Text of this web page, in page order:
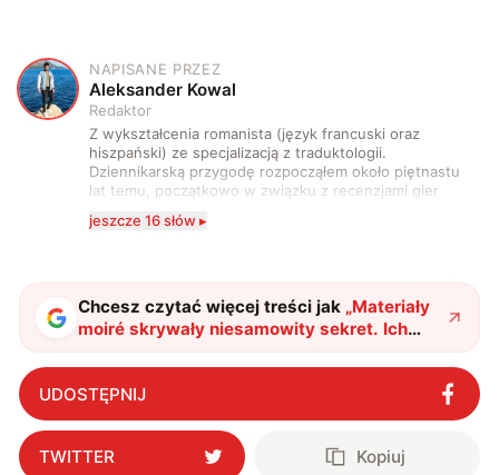
A
NAPISANE PRZEZ
Aleksander Kowal
Redaktor
Z wykształcenia romanista (język francuski oraz
hiszpański) ze specjalizacją z traduktologii.
Dziennikarską przygodę rozpocząłem około piętnastu
lat temu, początkowo w związku z recenzjami gier
komputerowych i filmów. Obecnie publikuję
zdecydowanie częściej na tematy związane z nauką
także uprawiać oraz oglądać sport.
jeszcze 16 słów ▸
Chcesz czytać więcej treści jak „Materiały
moiré skrywały niesamowity sekret. Ich
atomy wykonują idealnie zsynchronizowany
taniec"?
UDOSTĘPNIJ
TWITTER Kopiuj